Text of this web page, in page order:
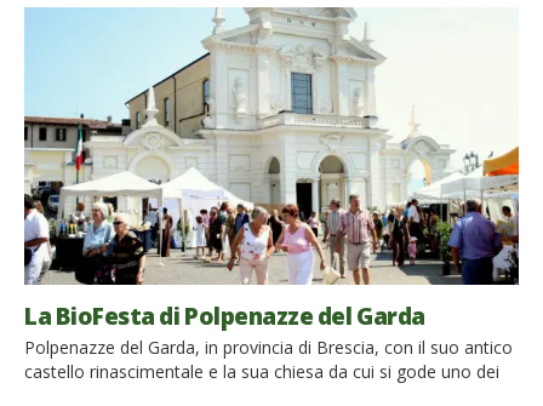
caricate la macchina con costume, ciabatte e felpe pesanti: il
gioco è fatto. Un week end alla scoperta dei misteri del Lago di
Garda è servito! I tenui effluvi […]
La BioFesta di Polpenazze del Garda
Polpenazze del Garda, in provincia di Brescia, con il suo antico
castello rinascimentale e la sua chiesa da cui si gode uno dei